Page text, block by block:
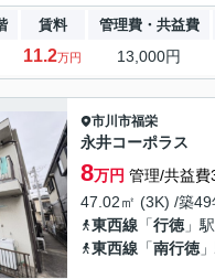
賃料 管理費・共益費
11.2万円 13,000円
市川市福栄
永井コーポラス
8万円 管理/共益費
47.02㎡ (3K) /築49
東西線 「行徳 」
東西線 「南行徳